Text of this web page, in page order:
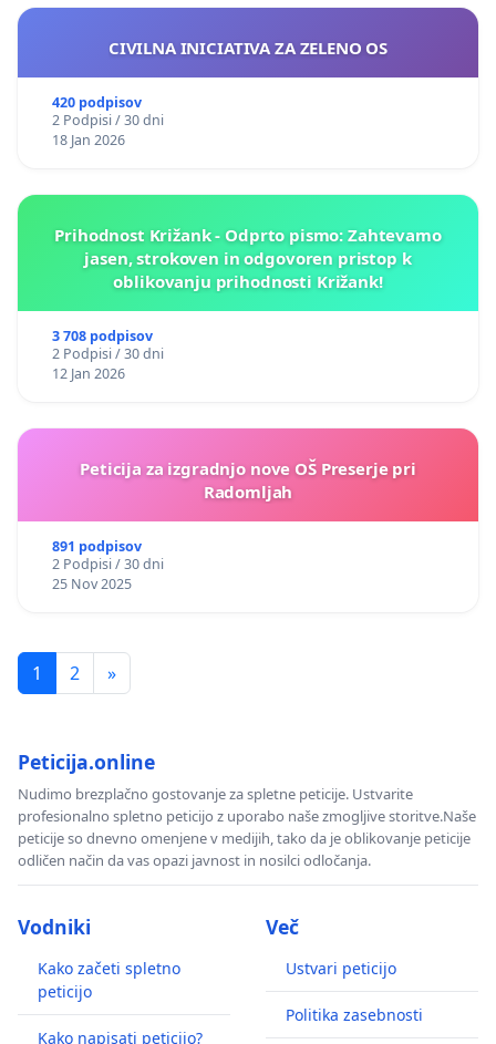
CIVILNA INICIATIVA ZA ZELENO OS
420 podpisov
2 Podpisi / 30 dni
18 Jan 2026
Prihodnost Križank - Odprto pismo: Zahtevamo
jasen, strokoven in odgovoren pristop k
oblikovanju prihodnosti Križank!
3 708 podpisov
2 Podpisi / 30 dni
12 Jan 2026
Peticija za izgradnjo nove OŠ Preserje pri
Radomljah
891 podpisov
2 Podpisi / 30 dni
25 Nov 2025
1 2 »
Peticija.online
Nudimo brezplačno gostovanje za spletne peticije. Ustvarite
profesionalno spletno peticijo z uporabo naše zmogljive storitve.Naše
peticije so dnevno omenjene v medijih, tako da je oblikovanje peticije
odličen način da vas opazi javnost in nosilci odločanja.
Vodniki
Kako začeti spletno
peticijo
Kako napisati peticijo?
Več
Ustvari peticijo
Politika zasebnosti